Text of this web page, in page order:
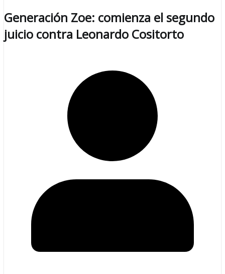
Generación Zoe: comienza el segundo
juicio contra Leonardo Cositorto